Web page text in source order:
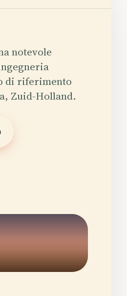
notevole
di riferimento
Zuid-Holland.